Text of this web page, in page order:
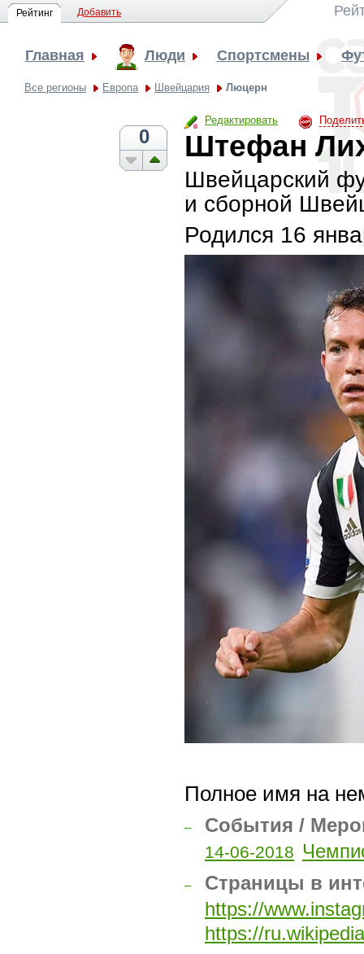
Рейтинг Добавить
Главная Люди Спортсмены
Все регионы Европа Швейцария Люцерн
Редактировать
0 Штефан
Швейцарский
и сборной
Родился 16
Полное имя на
– События /
14-06-2018
–
Страницы в
https://
https://